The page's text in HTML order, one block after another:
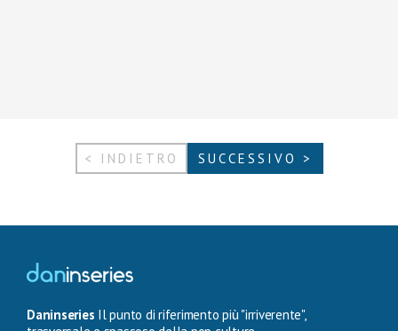
< INDIETRO SUCCESSIVO >
Daninseries Il punto di riferimento più "irriverente",